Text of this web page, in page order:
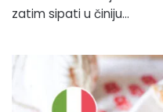
zatim sipati u činiju...